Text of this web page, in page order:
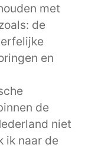
met
de
en
de
niet
ik naar de